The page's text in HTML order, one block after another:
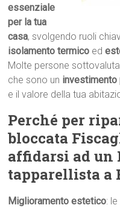
essenziale
per la tua
casa, svolgendo ruoli
isolamento termico ed
Molte persone
che sono un
e il valore della tua
Perché per
bloccata
affidarsi ad un
tapparellista a
Miglioramento estetico: le